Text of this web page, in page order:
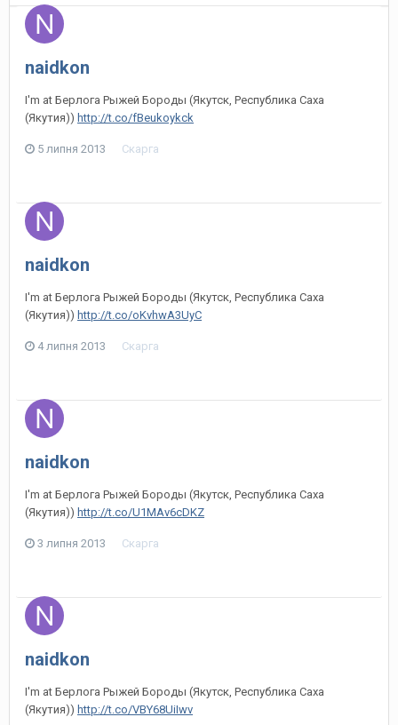
naidkon
I'm at Берлога Рыжей Бороды (Якутск, Республика Саха
(Якутия)) http://t.co/fBeukoykck
5 липня 2013 Скарга
naidkon
I'm at Берлога Рыжей Бороды (Якутск, Республика Саха
(Якутия)) http://t.co/oKvhwA3UyC
4 липня 2013 Скарга
naidkon
I'm at Берлога Рыжей Бороды (Якутск, Республика Саха
(Якутия)) http://t.co/U1MAv6cDKZ
3 липня 2013 Скарга
naidkon
I'm at Берлога Рыжей Бороды (Якутск, Республика Саха
(Якутия)) http://t.co/VBY68UiIwv